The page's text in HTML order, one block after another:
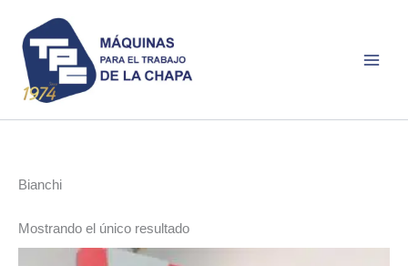
contenido
Bianchi
Mostrando el único resultado